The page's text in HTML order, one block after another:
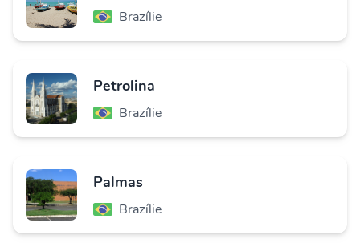
Brazílie
Petrolina
Brazílie
Palmas
Brazílie